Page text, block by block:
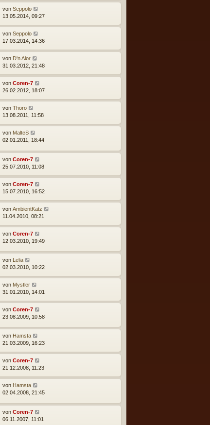
von Seppolo
13.05.2014, 09:27
von Seppolo
17.03.2014, 14:36
von D'n Alor
31.03.2012, 21:48
von Coren-7
26.02.2012, 18:07
von Thoro
13.08.2011, 11:58
von MalteS
02.01.2011, 18:44
von Coren-7
25.07.2010, 11:08
von Coren-7
15.07.2010, 16:52
von AmbientKatz
11.04.2010, 08:21
von Coren-7
12.03.2010, 19:49
von Lelia
02.03.2010, 10:22
von Mystler
31.01.2010, 14:01
von Coren-7
23.08.2009, 10:58
von Hamsta
21.03.2009, 16:23
von Coren-7
21.12.2008, 11:23
von Hamsta
02.04.2008, 21:45
von Coren-7
06.11.2007, 11:01